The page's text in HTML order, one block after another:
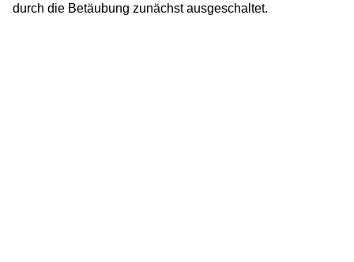
durch die Betäubung zunächst ausgeschaltet.